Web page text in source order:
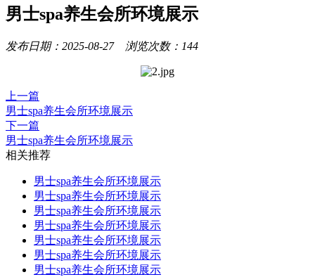
男士spa养生会所环境展示
发布日期：2025-08-27 浏览次数：144
上一篇
男士spa养生会所环境展示
下一篇
男士spa养生会所环境展示
相关推荐
男士spa养生会所环境展示
男士spa养生会所环境展示
男士spa养生会所环境展示
男士spa养生会所环境展示
男士spa养生会所环境展示
男士spa养生会所环境展示
男士spa养生会所环境展示